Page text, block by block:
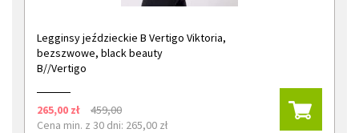
Legginsy jeździeckie B Vertigo Viktoria,
bezszwowe, black beauty
B//Vertigo
265,00 zł
459,00
Cena min. z 30 dni: 265,00 zł